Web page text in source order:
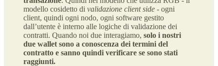
modello cosidetto di validazione client side - ogni
client, quindi ogni nodo, ogni software gestito
dall’utente è interno alle logiche di validazione dei
contratti. Quando noi due interagiamo, solo i nostri
due wallet sono a conoscenza dei termini del
contratto e sanno quindi verificare se sono stati
raggiunti.